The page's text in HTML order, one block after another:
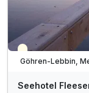
WAR
Teilweise
Seehotel